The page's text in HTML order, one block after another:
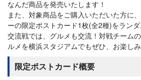
なんだ商品を発売いたします！
また、対象商品をご購入いただいた方に
ーの限定ポストカード1枚(全2種)をランダ
交流戦では、グルメも交流！対戦チーム
ルメを横浜スタジアムでもぜひ、お楽し
限定ポストカード概要